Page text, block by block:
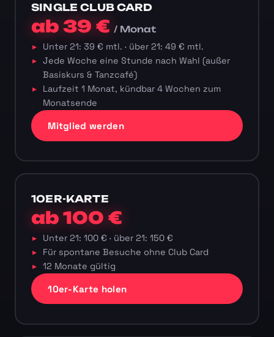
SINGLE CLUB CARD
ab 39 €/ Monat
Unter 21: 39 € mtl. · über 21: 49 € mtl.
Jede Woche eine Stunde nach Wahl (außer
Basiskurs & Tanzcafé)
Laufzeit 1 Monat, kündbar 4 Wochen zum
Monatsende
Mitglied werden
10ER-KARTE
ab 100 €
Unter 21: 100 € · über 21: 150 €
Für spontane Besuche ohne Club Card
12 Monate gültig
10er-Karte holen